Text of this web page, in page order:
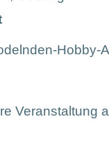
Hobby-
Veranstaltung